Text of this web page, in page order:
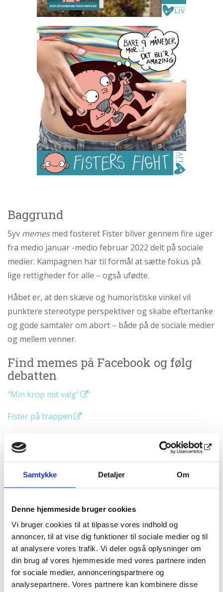
Samtykke Detaljer Om
Denne hjemmeside bruger cookies
Vi bruger cookies til at tilpasse vores indhold og
annoncer, til at vise dig funktioner til sociale medier og til
at analysere vores trafik. Vi deler også oplysninger om
din brug af vores hjemmeside med vores partnere inden
for sociale medier, annonceringspartnere og
analysepartnere. Vores partnere kan kombinere disse
Baggrund
Syv memesmed fosteret Fister bliver gennem fire uger
fra medio januar -medio februar 2022 delt på sociale
medier. Kampagnen har til formål at sætte fokus på
lige rettigheder for alle – også ufødte.
Håbet er, at den skæve og humoristiske vinkel vil
punktere stereotype perspektiver og skabe eftertanke
og gode samtaler om abort – både på de sociale medier
og mellem venner.
Find memes på Facebook og følg
debatten
“Min krop mit valg”
Fister på trappen
Fister på valgplakaten
Fister hos lægen
Fister i maven
Læs om pressedækning:Fisters Fight skaber debat
UDGIVET DEN 13.01.22